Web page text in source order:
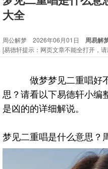
2026年化太岁锦囊属马、鼠、
2026丙午年铁笔居士精批年运
易德轩通告：本网站易德轩商
大全
周公解梦 2026年06月01日 周易解
[易德轩提示：网页文章不能全打开，
做梦梦见二重唱好
思？请看以下易德轩小编
是凶的的详细解说。
梦见二重唱是什么意思？